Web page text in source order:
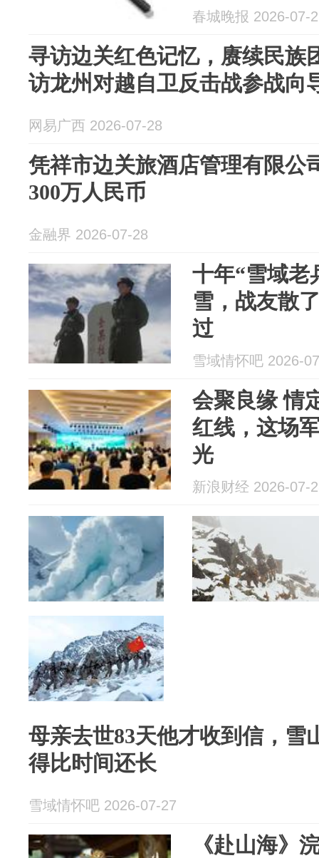
春城晚报 2026-07-
寻访边关红色记忆，赓续民
访龙州对越自卫反击战参战向
网易广西 2026-07-28
凭祥市边关旅酒店管理有限公
300万人民币
金融界 2026-07-28
十年“雪域老
雪，战友散
过
雪域情怀吧 2026-
会聚良缘 情
红线，这场
光
新浪财经 2026-07-
母亲去世83天他才收到信，雪
得比时间还长
雪域情怀吧 2026-07-27
《赴山海》